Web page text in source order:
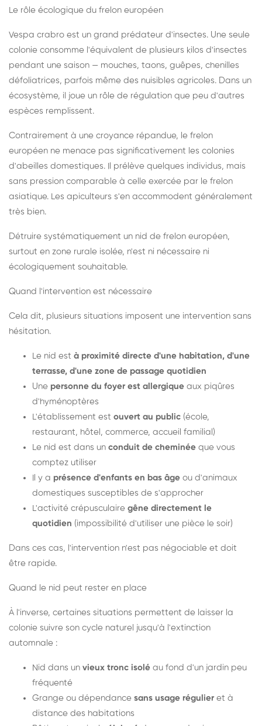
Le rôle écologique du frelon européen
Vespa crabro est un grand prédateur d'insectes. Une seule
colonie consomme l'équivalent de plusieurs kilos d'insectes
pendant une saison — mouches, taons, guêpes, chenilles
défoliatrices, parfois même des nuisibles agricoles. Dans un
écosystème, il joue un rôle de régulation que peu d'autres
espèces remplissent.
Contrairement à une croyance répandue, le frelon
européen ne menace pas significativement les colonies
d'abeilles domestiques. Il prélève quelques individus, mais
sans pression comparable à celle exercée par le frelon
asiatique. Les apiculteurs s'en accommodent généralement
très bien.
Détruire systématiquement un nid de frelon européen,
surtout en zone rurale isolée, n'est ni nécessaire ni
écologiquement souhaitable.
Quand l'intervention est nécessaire
Cela dit, plusieurs situations imposent une intervention sans
hésitation.
Le nid est à proximité directe d'une habitation, d'une
terrasse, d'une zone de passage quotidien
Une personne du foyer est allergique aux piqûres
d'hyménoptères
L'établissement est ouvert au public (école,
restaurant, hôtel, commerce, accueil familial)
Le nid est dans un conduit de cheminée que vous
comptez utiliser
Il y a présence d'enfants en bas âge ou d'animaux
domestiques susceptibles de s'approcher
L'activité crépusculaire gêne directement le
quotidien (impossibilité d'utiliser une pièce le soir)
Dans ces cas, l'intervention n'est pas négociable et doit
être rapide.
Quand le nid peut rester en place
À l'inverse, certaines situations permettent de laisser la
colonie suivre son cycle naturel jusqu'à l'extinction
automnale :
Nid dans un vieux tronc isolé au fond d'un jardin peu
fréquenté
Grange ou dépendance sans usage régulier et à
distance des habitations